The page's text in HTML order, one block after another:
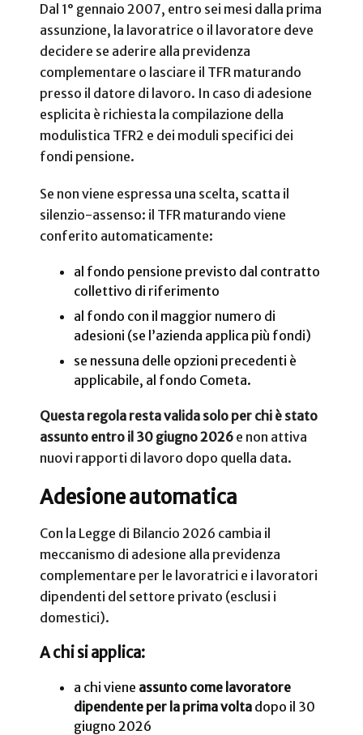
Dal 1° gennaio 2007, entro sei mesi dalla prima
assunzione, la lavoratrice o il lavoratore deve
decidere se aderire alla previdenza
complementare o lasciare il TFR maturando
presso il datore di lavoro. In caso di adesione
esplicita è richiesta la compilazione della
modulistica TFR2 e dei moduli specifici dei
fondi pensione.
Se non viene espressa una scelta, scatta il
silenzio-assenso: il TFR maturando viene
conferito automaticamente:
al fondo pensione previsto dal contratto
collettivo di riferimento
al fondo con il maggior numero di
adesioni (se l’azienda applica più fondi)
se nessuna delle opzioni precedenti è
applicabile, al fondo Cometa.
Questa regola resta valida solo per chi è stato
assunto entro il 30 giugno 2026 e non attiva
nuovi rapporti di lavoro dopo quella data.
Adesione automatica
Con la Legge di Bilancio 2026 cambia il
meccanismo di adesione alla previdenza
complementare per le lavoratrici e i lavoratori
dipendenti del settore privato (esclusi i
domestici).
A chi si applica:
a chi viene assunto come lavoratore
dipendente per la prima voltadopo il 30
giugno 2026